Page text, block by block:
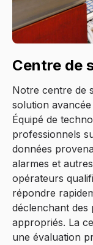
Centre de
Notre centre de
solution
Équipé de
professionnels
données
alarmes et
opérateurs
répondre
déclenchant
appropriés. La
une évaluation